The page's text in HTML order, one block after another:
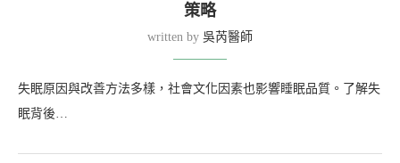
策略
written by 吳芮醫師
失眠原因與改善方法多樣，社會文化因素也影響睡眠品質。了解失
眠背後…